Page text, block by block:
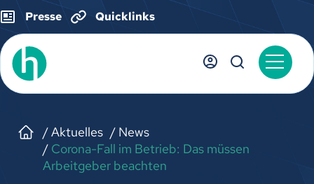
Presse Quicklinks
Aktuelles
News
Corona-Fall im Betrieb: Das müssen
Arbeitgeber beachten